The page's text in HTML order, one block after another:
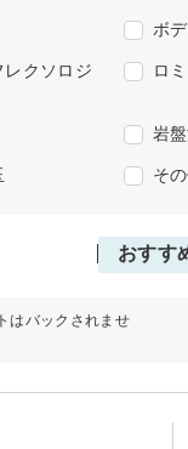
ボ
クソロジ
ロ
岩
そ
おすす
はバックされませ